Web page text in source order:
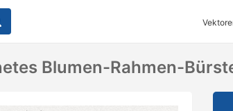
Blumen-Rahmen-